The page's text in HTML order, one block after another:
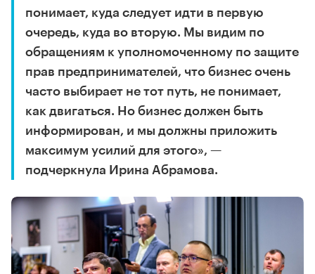
понимает, куда следует идти в первую
очередь, куда во вторую. Мы видим по
обращениям к уполномоченному по защите
прав предпринимателей, что бизнес очень
часто выбирает не тот путь, не понимает,
как двигаться. Но бизнес должен быть
информирован, и мы должны приложить
максимум усилий для этого», —
подчеркнула Ирина Абрамова.